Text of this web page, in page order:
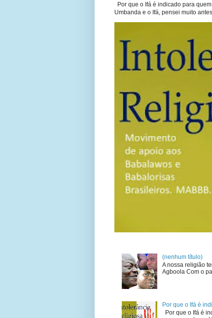
Por que o Ifá é indicado para
Umbanda e o Ifá, pensei muito
(nenhum título)
A nossa religião
Agboola Com o
Por que o Ifá é
Por que o Ifá é